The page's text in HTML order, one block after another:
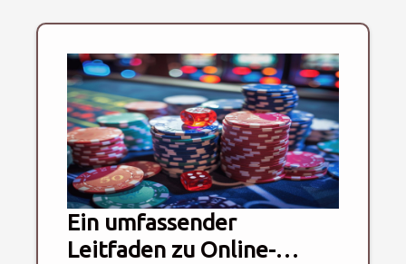
Ein umfassender
Leitfaden zu Online-